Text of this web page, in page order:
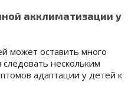
акклиматизации у
может оставить много
нескольким
адаптации у детей к